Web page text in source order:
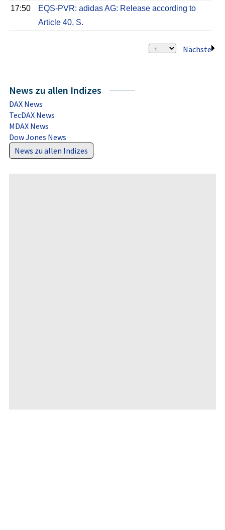
17:50
EQS-PVR: adidas AG: Release according to
Article 40, S.
Nächste
News zu allen Indizes
DAX News
TecDAX News
MDAX News
Dow Jones News
News zu allen Indizes